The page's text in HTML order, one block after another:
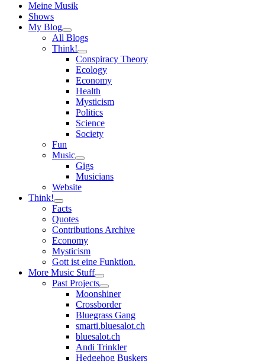
Meine Musik
Shows
My Blog
open
child
menu
All Blogs
Think!
open
child
menu
Conspiracy Theory
Ecology
Economy
Health
Mysticism
Politics
Science
Society
Fun
Music
open
child
menu
Gigs
Musicians
Website
Think!
open
child
menu
Facts
Quotes
Contributions Archive
Economy
Mysticism
Gott ist eine Funktion.
More Music Stuff
open
child
menu
Past Projects
open
child
menu
Moonshiner
Crossborder
Bluegrass Gang
smarti.bluesalot.ch
bluesalot.ch
Andi Trinkler
Hedgehog Buskers